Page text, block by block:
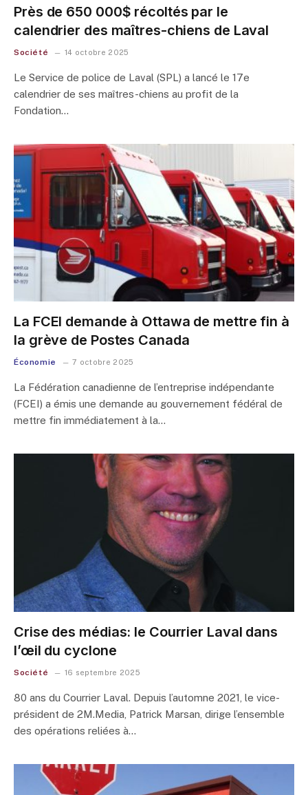
Près de 650 000$ récoltés par le
calendrier des maîtres-chiens de Laval
Société 14 octobre 2025
Le Service de police de Laval (SPL) a lancé le 17e
calendrier de ses maîtres-chiens au profit de la
Fondation…
La FCEI demande à Ottawa de mettre fin à
la grève de Postes Canada
Économie 7 octobre 2025
La Fédération canadienne de l’entreprise indépendante
(FCEI) a émis une demande au gouvernement fédéral de
mettre fin immédiatement à la…
Crise des médias: le Courrier Laval dans
l’œil du cyclone
Société 16 septembre 2025
80 ans du Courrier Laval. Depuis l’automne 2021, le vice-
président de 2M.Media, Patrick Marsan, dirige l’ensemble
des opérations reliées à…